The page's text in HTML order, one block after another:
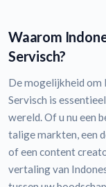
Waarom
Servisch?
De mogelijkheid om
Servisch is
wereld. Of u nu een
talige markten, een
of een content
vertaling van